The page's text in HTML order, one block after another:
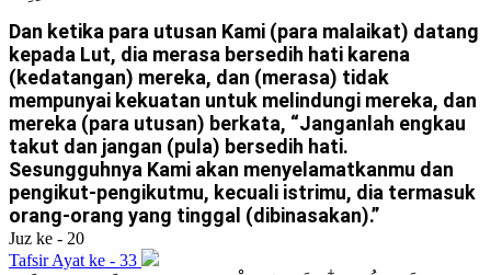
Dan ketika para utusan Kami (para malaikat) datang
kepada Lut, dia merasa bersedih hati karena
(kedatangan) mereka, dan (merasa) tidak
mempunyai kekuatan untuk melindungi mereka, dan
mereka (para utusan) berkata, “Janganlah engkau
takut dan jangan (pula) bersedih hati.
Sesungguhnya Kami akan menyelamatkanmu dan
pengikut-pengikutmu, kecuali istrimu, dia termasuk
orang-orang yang tinggal (dibinasakan).”
Juz ke - 20
Tafsir Ayat ke - 33